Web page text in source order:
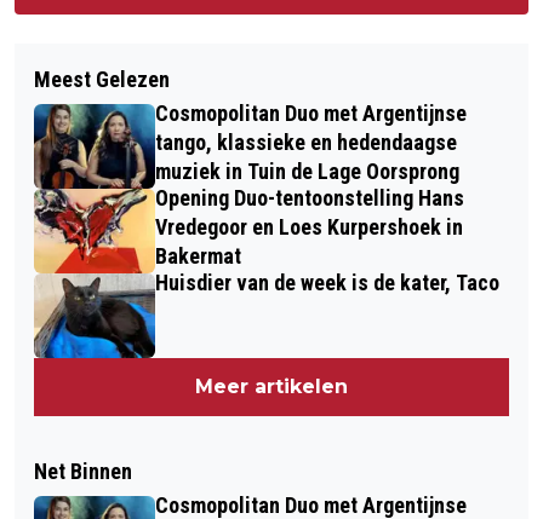
Meest Gelezen
Cosmopolitan Duo met Argentijnse
tango, klassieke en hedendaagse
muziek in Tuin de Lage Oorsprong
Opening Duo-tentoonstelling Hans
Vredegoor en Loes Kurpershoek in
Bakermat
Huisdier van de week is de kater, Taco
Meer artikelen
Net Binnen
Cosmopolitan Duo met Argentijnse